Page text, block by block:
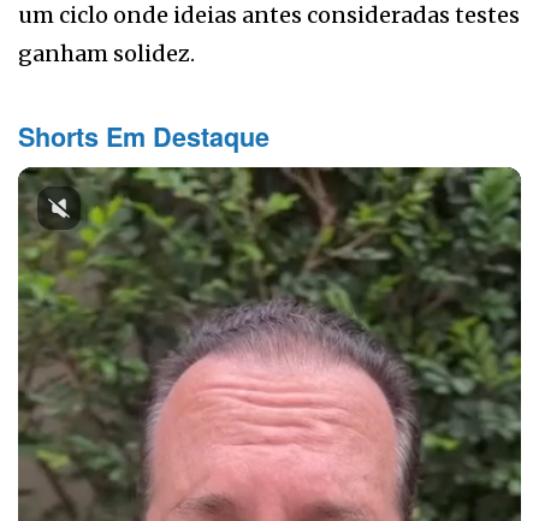
um ciclo onde ideias antes consideradas testes
ganham solidez.
Shorts Em Destaque